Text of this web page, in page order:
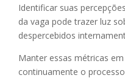
Identificar suas
da vaga pode trazer luz
despercebidos
Manter essas métricas
continuamente o